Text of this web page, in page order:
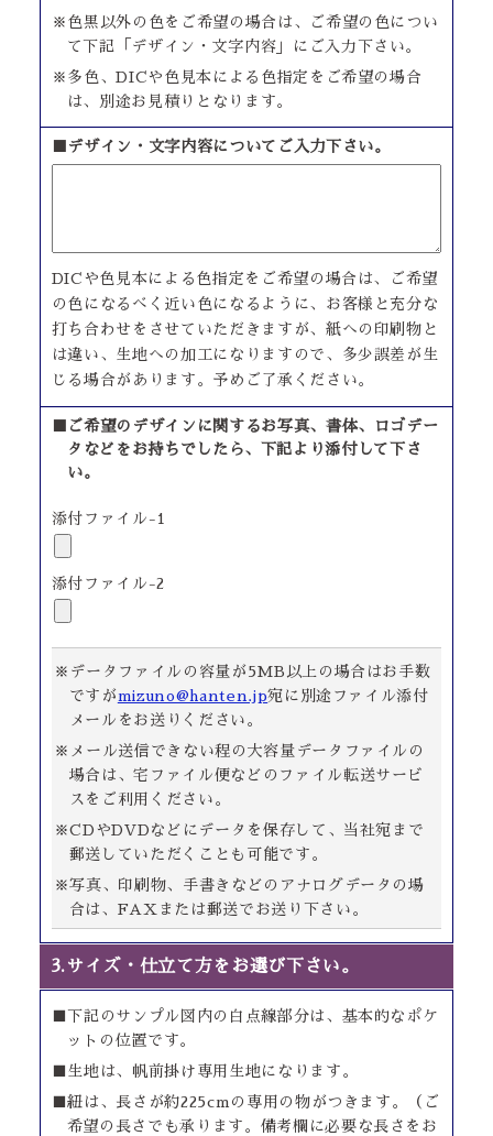
※色黒以外の色をご希望の場合は、ご希望の色につい
て下記「デザイン・文字内容」にご入力下さい。
※多色、DICや色見本による色指定をご希望の場合
は、別途お見積りとなります。
■デザイン・文字内容についてご入力下さい。
DICや色見本による色指定をご希望の場合は、ご希望
の色になるべく近い色になるように、お客様と充分な
打ち合わせをさせていただきますが、紙への印刷物と
は違い、生地への加工になりますので、多少誤差が生
じる場合があります。予めご了承ください。
■ご希望のデザインに関するお写真、書体、ロゴデー
タなどをお持ちでしたら、下記より添付して下さ
い。
添付ファイル-1
添付ファイル-2
※データファイルの容量が5MB以上の場合はお手数
ですがmizuno@hanten.jp宛に別途ファイル添付
メールをお送りください。
※メール送信できない程の大容量データファイルの
場合は、宅ファイル便などのファイル転送サービ
スをご利用ください。
※CDやDVDなどにデータを保存して、当社宛まで
郵送していただくことも可能です。
※写真、印刷物、手書きなどのアナログデータの場
合は、FAXまたは郵送でお送り下さい。
3.サイズ・仕立て方をお選び下さい。
■下記のサンプル図内の白点線部分は、基本的なポケ
ットの位置です。
■生地は、帆前掛け専用生地になります。
■紐は、長さが約225cmの専用の物がつきます。（ご
希望の長さでも承ります。備考欄に必要な長さをお